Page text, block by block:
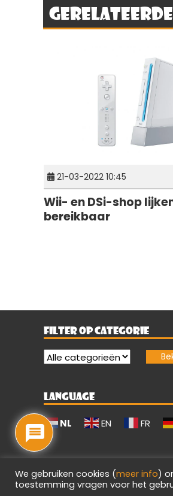
21-03-2022 10:45
Wii- en DSi-shop
bereikbaar
FILTER OP CATEGORIE
LANGUAGE
NL EN FR
Evilgamerz 2026 - Alle rechten
We gebruiken cookies (meer info)
toestemming vragen voor het